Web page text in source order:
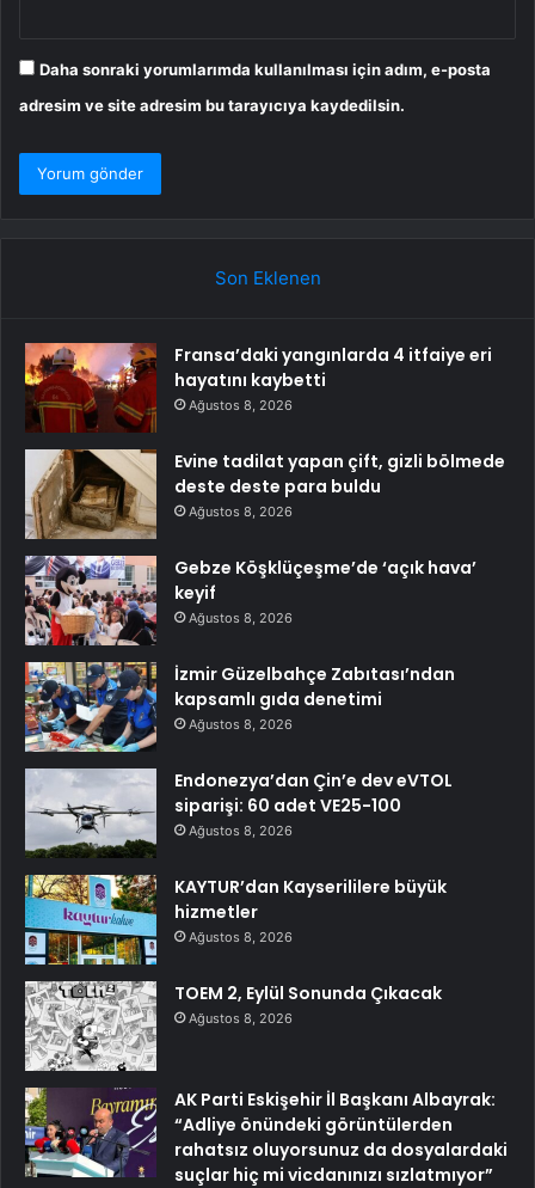
Daha sonraki yorumlarımda kullanılması için adım, e-posta
adresim ve site adresim bu tarayıcıya kaydedilsin.
Son Eklenen
Fransa’daki yangınlarda 4 itfaiye eri
hayatını kaybetti
Ağustos 8, 2026
Evine tadilat yapan çift, gizli bölmede
deste deste para buldu
Ağustos 8, 2026
Gebze Köşklüçeşme’de ‘açık hava’
keyif
Ağustos 8, 2026
İzmir Güzelbahçe Zabıtası’ndan
kapsamlı gıda denetimi
Ağustos 8, 2026
Endonezya’dan Çin’e dev eVTOL
siparişi: 60 adet VE25-100
Ağustos 8, 2026
KAYTUR’dan Kayserililere büyük
hizmetler
Ağustos 8, 2026
TOEM 2, Eylül Sonunda Çıkacak
Ağustos 8, 2026
AK Parti Eskişehir İl Başkanı Albayrak:
“Adliye önündeki görüntülerden
rahatsız oluyorsunuz da dosyalardaki
suçlar hiç mi vicdanınızı sızlatmıyor”